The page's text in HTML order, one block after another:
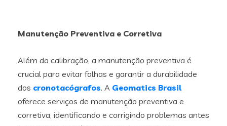
Manutenção Preventiva e Corretiva
Além da calibração, a manutenção preventiva é
crucial para evitar falhas e garantir a durabilidade
dos cronotacógrafos. A Geomatics Brasil
oferece serviços de manutenção preventiva e
corretiva, identificando e corrigindo problemas antes